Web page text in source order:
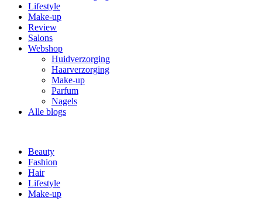
Lifestyle
Make-up
Review
Salons
Webshop
Huidverzorging
Haarverzorging
Make-up
Parfum
Nagels
Alle blogs
Beauty
Fashion
Hair
Lifestyle
Make-up